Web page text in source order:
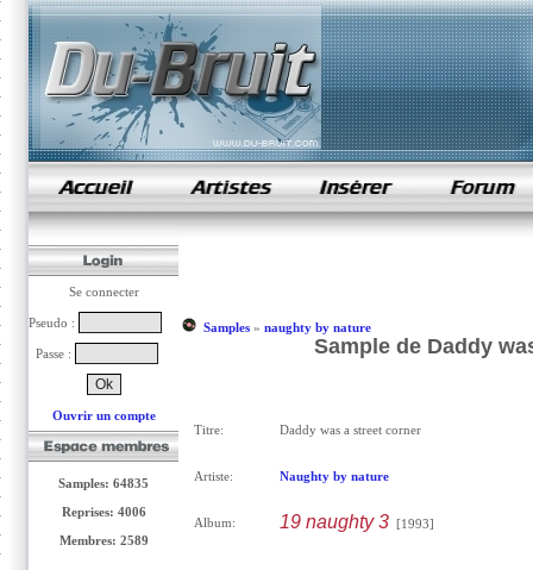
samples de rap
Se connecter
Pseudo :
Passe :
Ouvrir un compte
Samples: 64835
Reprises: 4006
Membres: 2589
Samples» naughty by nature
Sample de Daddy
Titre: Daddy was a street corner
Artiste: Naughty by nature
Album: 19 naughty 3[1993]